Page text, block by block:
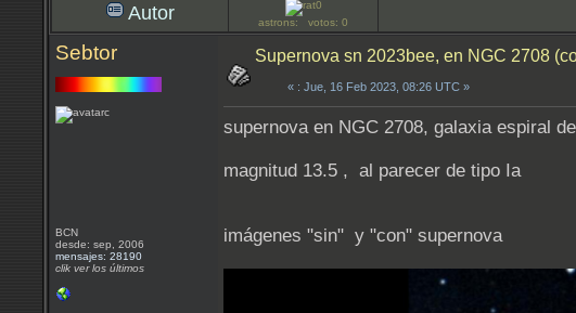
Autor astrons: votos: 0
Sebtor
BCN
desde: sep, 2006
mensajes: 28190
clik ver los últimos
Supernova sn 2023bee, en NGC 2708
« : Jue, 16 Feb 2023, 08:26 UTC »
supernova en NGC 2708, galaxia espiral
magnitud 13.5 , al parecer de tipo Ia
imágenes "sin" y "con" supernova